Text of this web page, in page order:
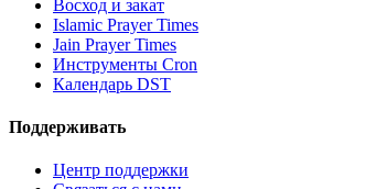
Восход и закат
Islamic Prayer Times
Jain Prayer Times
Инструменты Cron
Календарь DST
Поддерживать
Центр поддержки